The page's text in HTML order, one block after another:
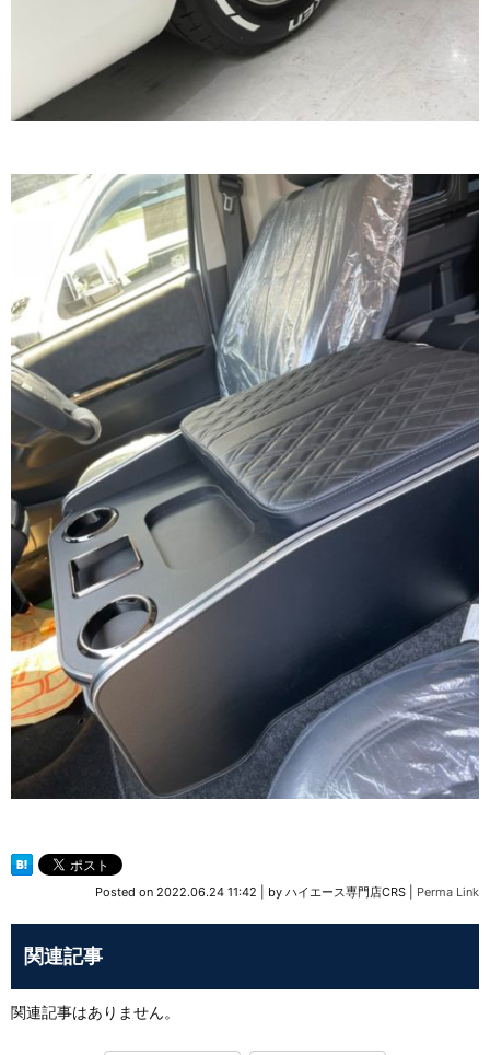
Posted on 2022.06.24 11:42 by ハイエース専門店CRS Perma Link
関連記事
関連記事はありません。